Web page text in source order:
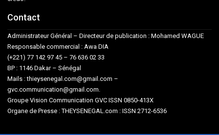
Contact
Administrateur Général – Directeur de publication : Mohamed WAGUE
Responsable commercial : Awa DIA
(+221) 77 142 97 45 – 76 636 02 33
BP : 1146 Dakar – Sénégal
Mails : thieysenegal.com@gmail.com –
gvc.communication@gmail.com.
Groupe Vision Communication GVC ISSN 0850-413X
Organe de Presse : THEYSENEGAL.com : ISSN 2712-6536